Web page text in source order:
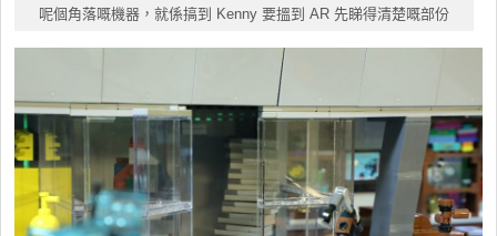
呢個角落嘅機器，就係搞到 Kenny 要搵到 AR 先睇得清楚嘅部份